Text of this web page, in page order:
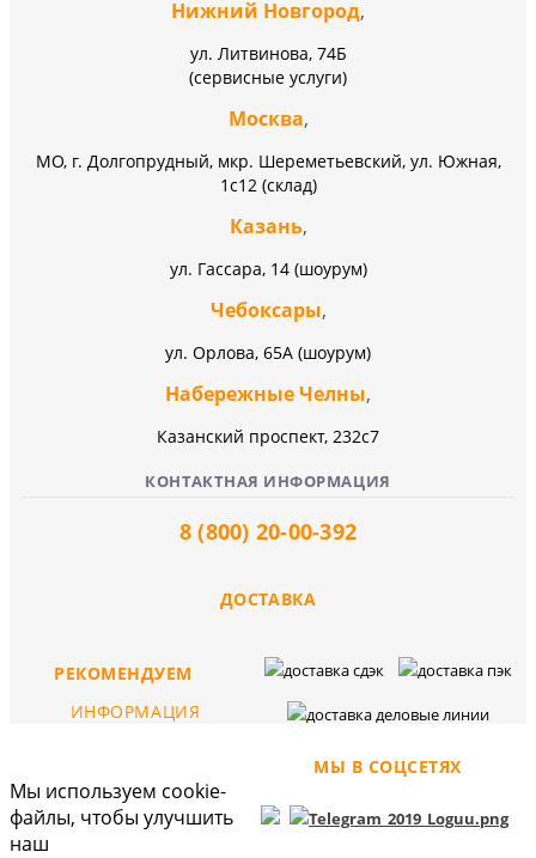
Нижний Новгород,
ул. Литвинова, 74Б
(сервисные услуги)
Москва,
МО, г. Долгопрудный, мкр. Шереметьевский, ул. Южная,
1с12 (склад)
Казань,
ул. Гассара, 14 (шоурум)
Чебоксары,
ул. Орлова, 65А (шоурум)
Набережные Челны,
Казанский проспект, 232c7
КОНТАКТНАЯ ИНФОРМАЦИЯ
8 (800) 20-00-392
ДОСТАВКА
МЫ В СОЦСЕТЯХ
РЕКОМЕНДУЕМ
ИНФОРМАЦИЯ
Мы используем cookie-
файлы, чтобы улучшить
наш